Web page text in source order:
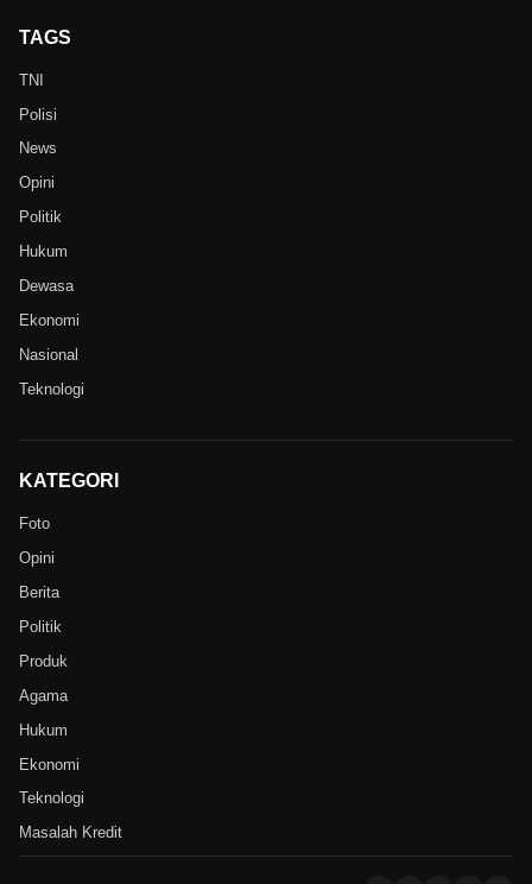
TAGS
TNI
Polisi
News
Opini
Politik
Hukum
Dewasa
Ekonomi
Nasional
Teknologi
KATEGORI
Foto
Opini
Berita
Politik
Produk
Agama
Hukum
Ekonomi
Teknologi
Masalah Kredit